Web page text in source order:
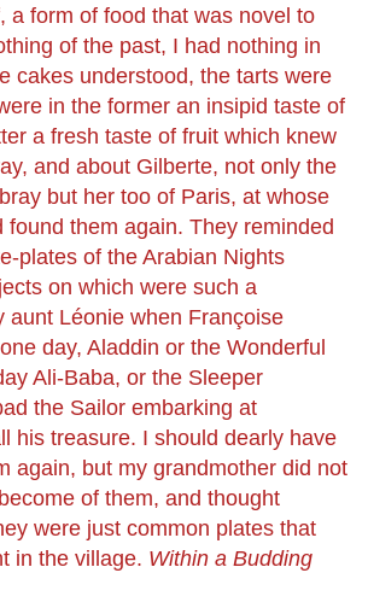
a form of food that was novel to
of the past, I had nothing in
cakes understood, the tarts were
in the former an insipid taste of
a fresh taste of fruit which knew
and about Gilberte, not only the
but her too of Paris, at whose
found them again. They reminded
plates of the Arabian Nights
on which were such a
aunt Léonie when Françoise
day, Aladdin or the Wonderful
Ali-Baba, or the Sleeper
the Sailor embarking at
his treasure. I should dearly have
again, but my grandmother did not
of them, and thought
were just common plates that
in the village. Within a Budding